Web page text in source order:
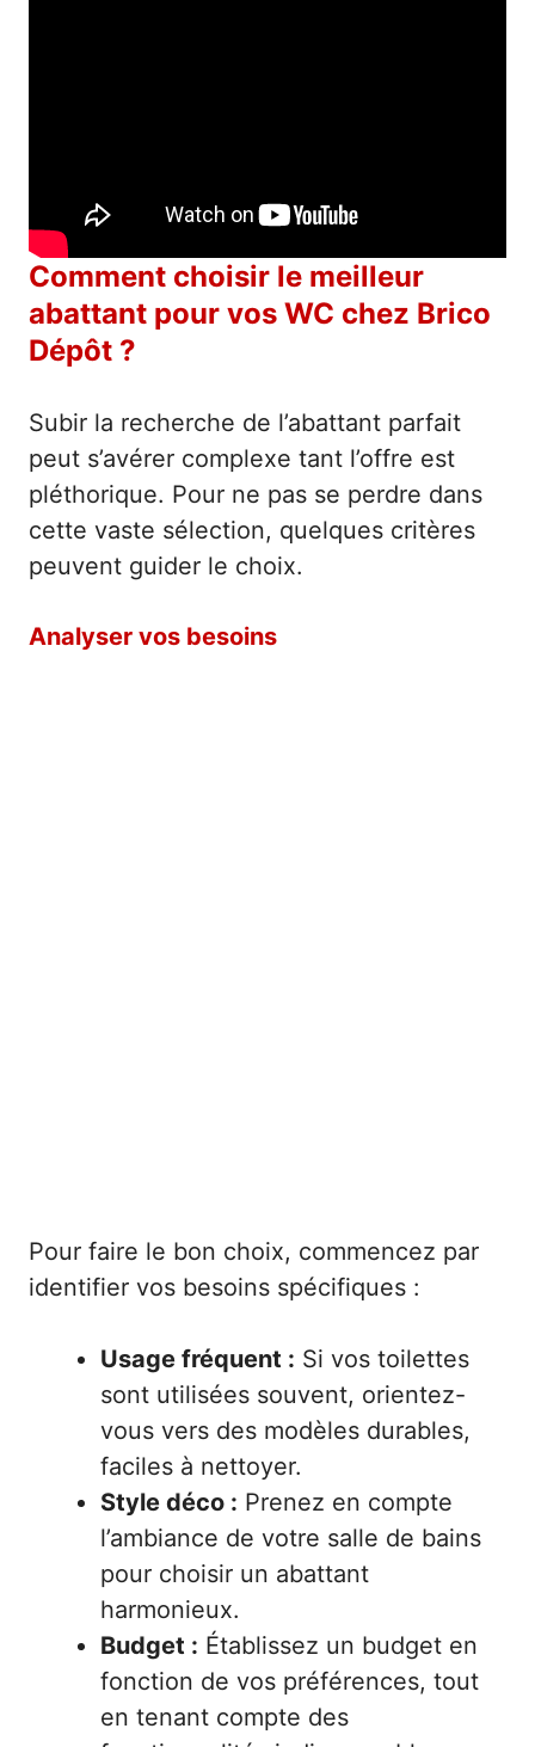
Comment choisir le meilleur
abattant pour vos WC chez Brico
Dépôt ?
Subir la recherche de l’abattant parfait
peut s’avérer complexe tant l’offre est
pléthorique. Pour ne pas se perdre dans
cette vaste sélection, quelques critères
peuvent guider le choix.
Analyser vos besoins
Pour faire le bon choix, commencez par
identifier vos besoins spécifiques :
Usage fréquent : Si vos toilettes
sont utilisées souvent, orientez-
vous vers des modèles durables,
faciles à nettoyer.
Style déco : Prenez en compte
l’ambiance de votre salle de bains
pour choisir un abattant
harmonieux.
Budget : Établissez un budget en
fonction de vos préférences, tout
en tenant compte des